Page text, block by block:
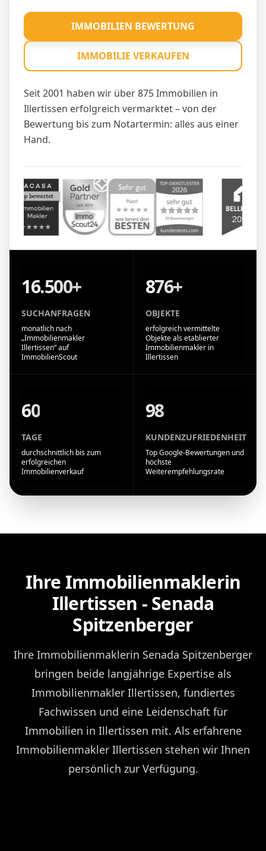
Seit 2001 haben wir über 875 Immobilien in
Illertissen erfolgreich vermarktet – von der
Bewertung bis zum Notartermin: alles aus einer
Hand.
IMMOBILIEN BEWERTUNG
IMMOBILIE VERKAUFEN
16.500+
SUCHANFRAGEN
monatlich nach
„Immobilienmakler
Illertissen“ auf
ImmobilienScout
876+
OBJEKTE
erfolgreich vermittelte
Objekte als etablierter
Immobilienmakler in
Illertissen
60
TAGE
durchschnittlich bis zum
erfolgreichen
Immobilienverkauf
98
KUNDENZUFRIEDENHEIT
Top Google-Bewertungen und
höchste
Weiterempfehlungsrate
Ihre Immobilienmaklerin
Illertissen - Senada
Spitzenberger
Ihre Immobilienmaklerin Senada Spitzenberger
bringen beide langjährige Expertise als
Immobilienmakler Illertissen, fundiertes
Fachwissen und eine Leidenschaft für
Immobilien in Illertissen mit. Als erfahrene
Immobilienmakler Illertissen stehen wir Ihnen
persönlich zur Verfügung.